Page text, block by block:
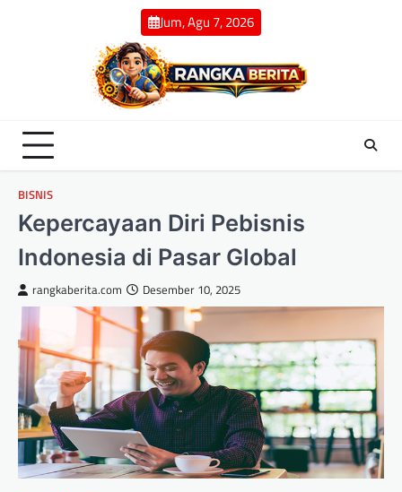
Jum, Agu 7, 2026
BISNIS
Kepercayaan Diri Pebisnis
Indonesia di Pasar Global
rangkaberita.com Desember 10, 2025